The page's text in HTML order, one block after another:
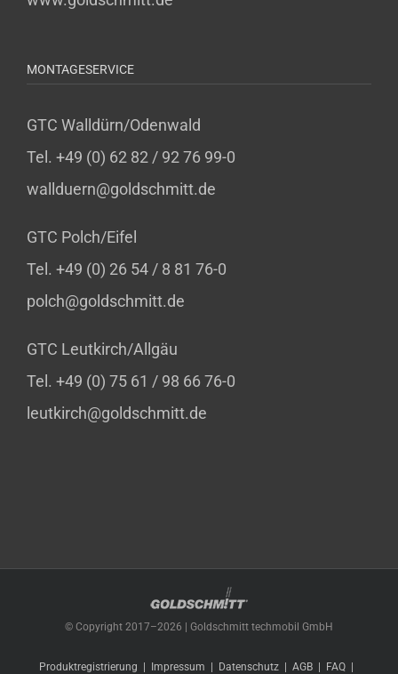
MONTAGESERVICE
GTC Walldürn/Odenwald
Tel. +49 (0) 62 82 / 92 76 99-0
wallduern@goldschmitt.de
GTC Polch/Eifel
Tel. +49 (0) 26 54 / 8 81 76-0
polch@goldschmitt.de
GTC Leutkirch/Allgäu
Tel. +49 (0) 75 61 / 98 66 76-0
leutkirch@goldschmitt.de
© Copyright 2017–2026 | Goldschmitt techmobil GmbH
Produktregistrierung Impressum Datenschutz AGB FAQ